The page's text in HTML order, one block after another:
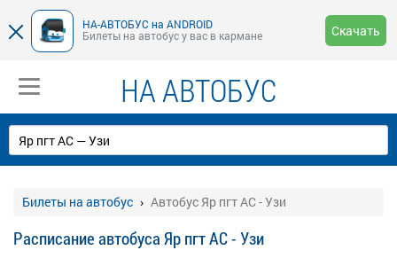
НА-АВТОБУС на ANDROID
Билеты на автобус у вас в кармане
Скачать
НА АВТОБУС
Билеты на автобус Автобус Яр пгт АС - Узи
Расписание автобуса Яр пгт АС - Узи